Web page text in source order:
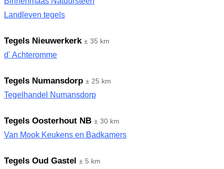
Landleven tegels
Tegels Nieuwerkerk ± 35 km
d' Achteromme
Tegels Numansdorp ± 25 km
Tegelhandel Numansdorp
Tegels Oosterhout NB ± 30 km
Van Mook Keukens en Badkamers
Tegels Oud Gastel ± 5 km